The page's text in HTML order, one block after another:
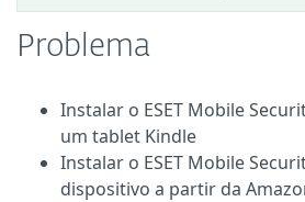
Problema
Instalar o ESET Mobile
um tablet Kindle
Instalar o ESET Mobile
dispositivo a partir da